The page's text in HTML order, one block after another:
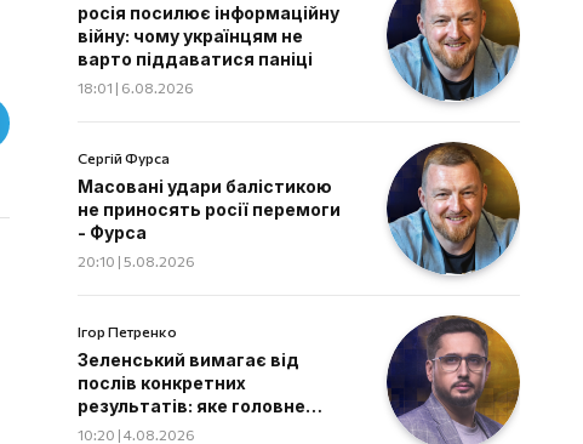
росія посилює інформаційну
війну: чому українцям не
варто піддаватися паніці
18:01 | 6.08.2026
Сергій Фурса
Масовані удари балістикою
не приносять росії перемоги
- Фурса
20:10 | 5.08.2026
Ігор Петренко
Зеленський вимагає від
послів конкретних
результатів: яке головне
завдання дипломатів
10:20 | 4.08.2026